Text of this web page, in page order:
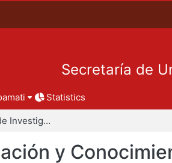
Secretaría de
Statistics
Departamento de Investigación y Conocimiento para el Diseño
y